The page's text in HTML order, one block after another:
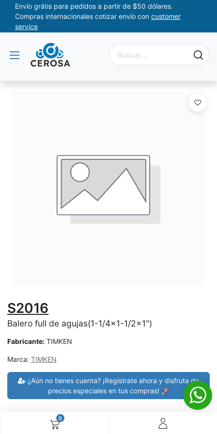
0
Envío grátis para pedidos a partir de $50 dólares.
Compras internacionales cotizar envío con customer
service
S2016
Balero full de agujas(1-1/4x1-1/2x1")
Fabricante: TIMKEN
Marca: TIMKEN
¿Aún no tienes cuenta? ¡Regístrate ahora y disfruta de
precios especiales en tus compras! 🚀
30 días de devolución